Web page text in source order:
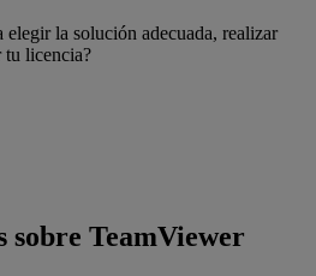
elegir la solución adecuada, realizar
tu licencia?
sobre TeamViewer